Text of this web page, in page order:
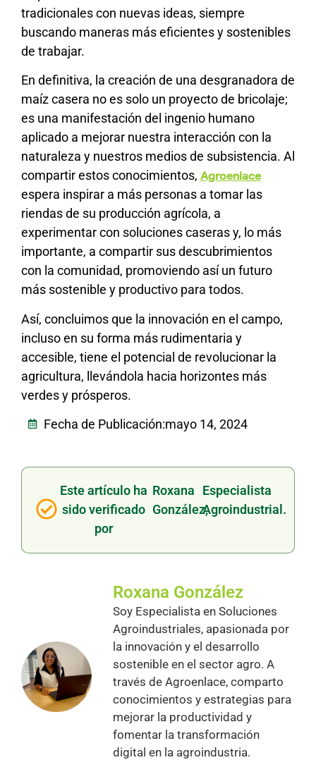
tradicionales con nuevas ideas, siempre
buscando maneras más eficientes y sostenibles
de trabajar.
En definitiva, la creación de una desgranadora de
maíz casera no es solo un proyecto de bricolaje;
es una manifestación del ingenio humano
aplicado a mejorar nuestra interacción con la
naturaleza y nuestros medios de subsistencia. Al
compartir estos conocimientos, Agroenlace
espera inspirar a más personas a tomar las
riendas de su producción agrícola, a
experimentar con soluciones caseras y, lo más
importante, a compartir sus descubrimientos
con la comunidad, promoviendo así un futuro
más sostenible y productivo para todos.
Así, concluimos que la innovación en el campo,
incluso en su forma más rudimentaria y
accesible, tiene el potencial de revolucionar la
agricultura, llevándola hacia horizontes más
verdes y prósperos.
Fecha de Publicación:mayo 14, 2024
Este artículo ha
sido verificado
por
Roxana
González,
Especialista
Agroindustrial.
Roxana González
Soy Especialista en Soluciones
Agroindustriales, apasionada por
la innovación y el desarrollo
sostenible en el sector agro. A
través de Agroenlace, comparto
conocimientos y estrategias para
mejorar la productividad y
fomentar la transformación
digital en la agroindustria.